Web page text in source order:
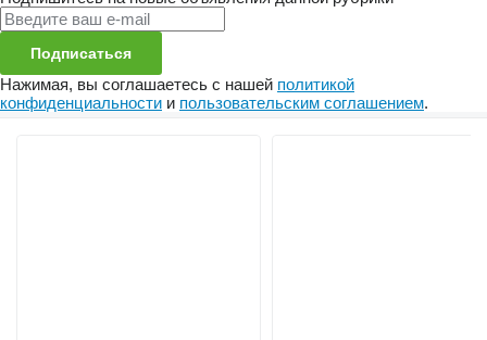
Подписаться
Нажимая, вы соглашаетесь с нашей политикой
конфиденциальности и пользовательским соглашением.